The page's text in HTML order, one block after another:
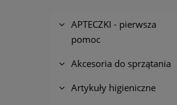
APTECZKI - pierwsza
pomoc
Akcesoria do sprzątania
Artykuły higieniczne